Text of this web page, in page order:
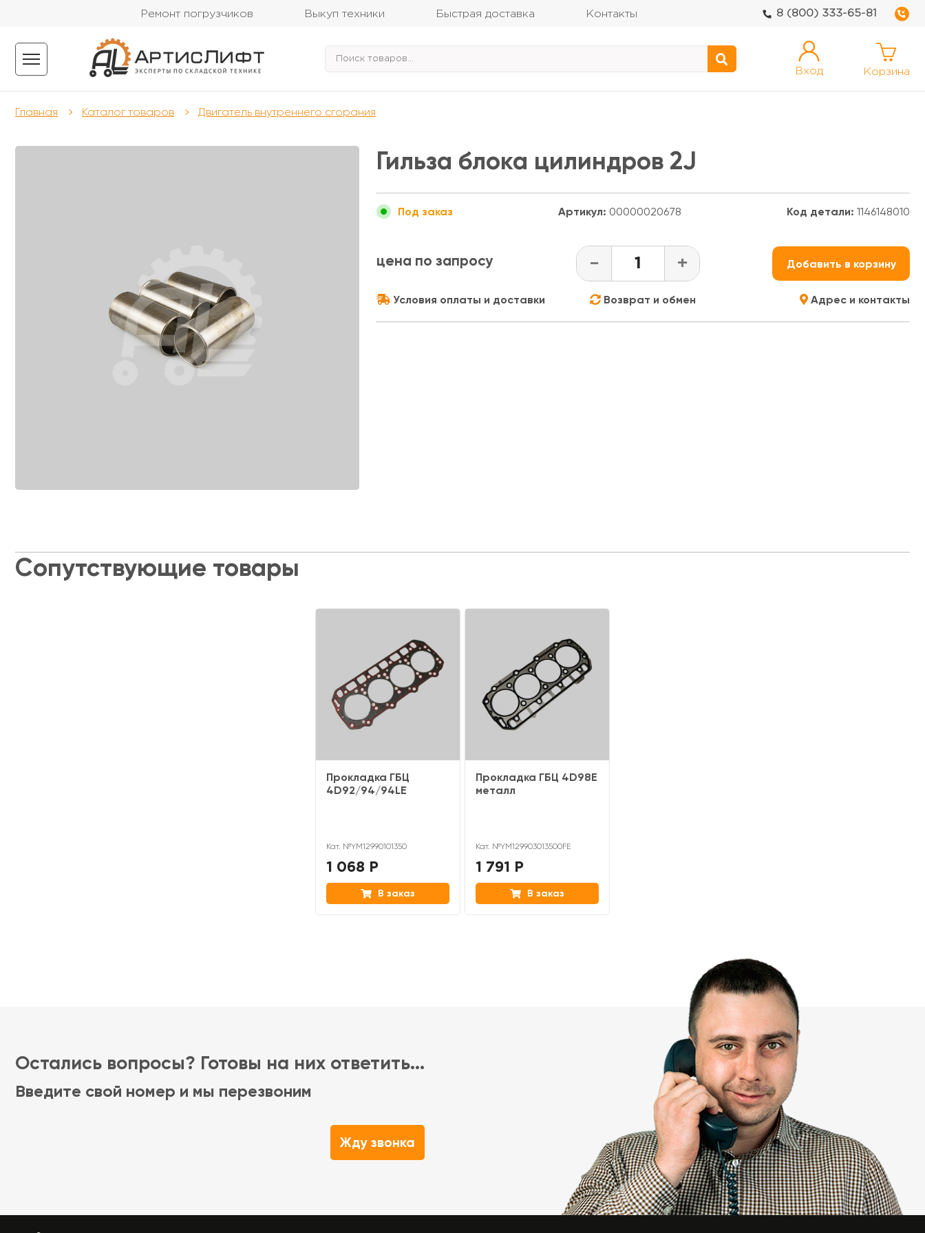
Ремонт погрузчиков Выкуп техники Быстрая доставка Контакты 8 (800) 333-65-81
Вход Корзина
Главная Каталог товаров Двигатель внутреннего сгорания
Гильза блока цилиндров 2J
Под заказ Артикул: 00000020678 Код детали: 1146148010
цена по запросу - + Добавить в корзину
Условия оплаты и доставки Возврат и обмен Адрес и контакты
Сопутствующие товары
Прокладка ГБЦ
4D92/94/94LE
Кат. №YM12990101350
1 068 Р
В заказ
Прокладка ГБЦ 4D98E
металл
Кат. №YM129903013500FE
1 791 Р
В заказ
Остались вопросы? Готовы на них ответить...
Введите свой номер и мы перезвоним
Жду звонка